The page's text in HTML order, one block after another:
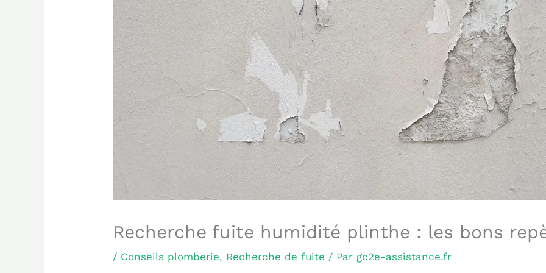
Recherche fuite humidité plinthe : les bons
/ Conseils plomberie, Recherche de fuite / Par gc2e-assistance.fr